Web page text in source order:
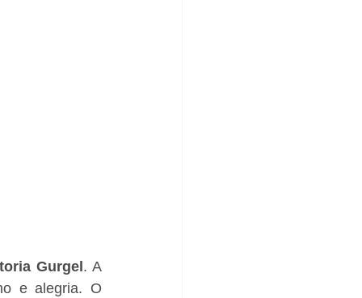
Gurgel . A
e alegria. O